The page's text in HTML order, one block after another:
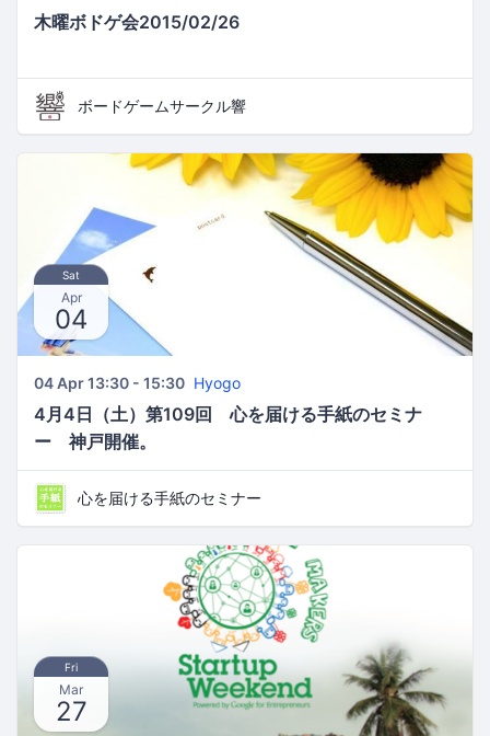
木曜ボドゲ会2015/02/26
ボードゲームサークル響
Sat
Apr
04
04 Apr 13:30 - 15:30 Hyogo
4月4日（土）第109回 心を届ける手紙のセミナ
ー 神戸開催。
心を届ける手紙のセミナー
Fri
Mar
27